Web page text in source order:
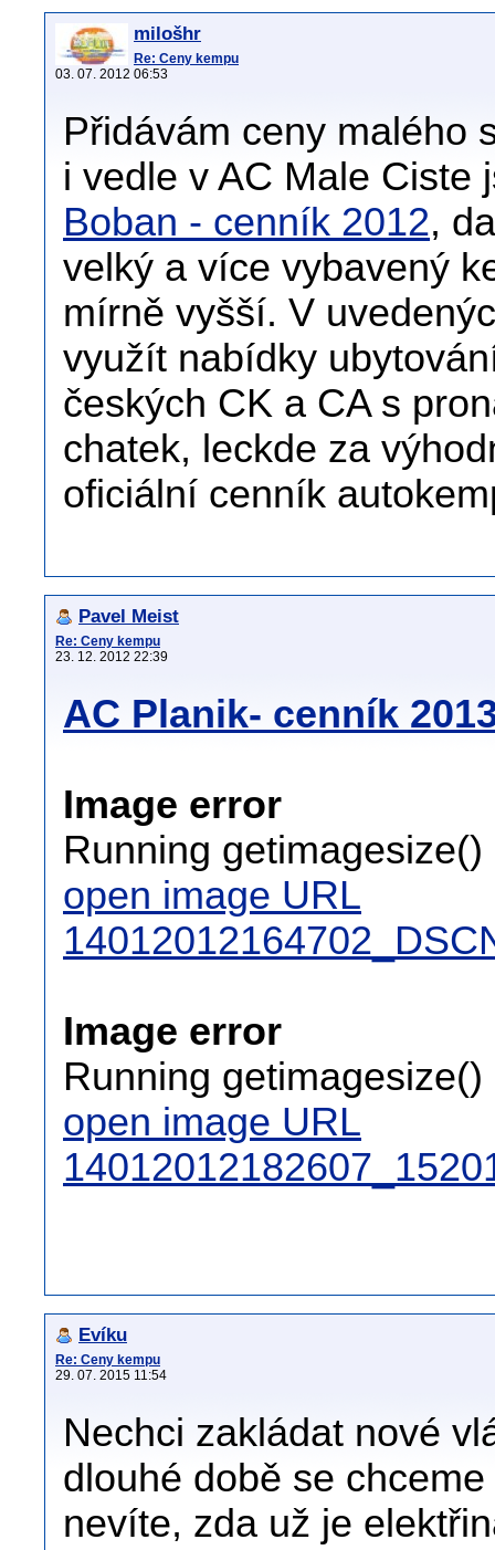
milošhr
Re: Ceny kempu
03. 07. 2012 06:53
Přidávám ceny malého
i vedle v AC Male
Boban - cenník 2012,
velký a více vybavený
mírně vyšší. V
využít nabídky
českých CK a CA s
chatek, leckde za
oficiální cenník
Pavel Meist
Re: Ceny kempu
23. 12. 2012 22:39
AC Planik- cenník
Image error
Running
open image URL
Image error
Running
open image URL
Evíku
Re: Ceny kempu
29. 07. 2015 11:54
Nechci zakládat nové
dlouhé době se
nevíte, zda už je